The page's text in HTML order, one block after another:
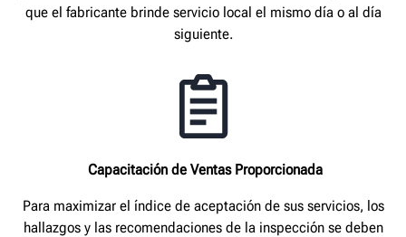
que el fabricante brinde servicio local el mismo día o al día
siguiente.
Capacitación de Ventas Proporcionada
Para maximizar el índice de aceptación de sus servicios, los
hallazgos y las recomendaciones de la inspección se deben